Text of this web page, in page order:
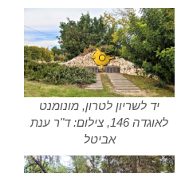
יד לשריון לטרון, מונומנט
לאוגדה 146, צילום: ד"ר ענת
אביטל